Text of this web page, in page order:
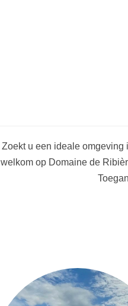
Zoekt u een ideale omgeving
welkom op Domaine de